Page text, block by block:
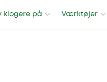
klogere på Værktøjer